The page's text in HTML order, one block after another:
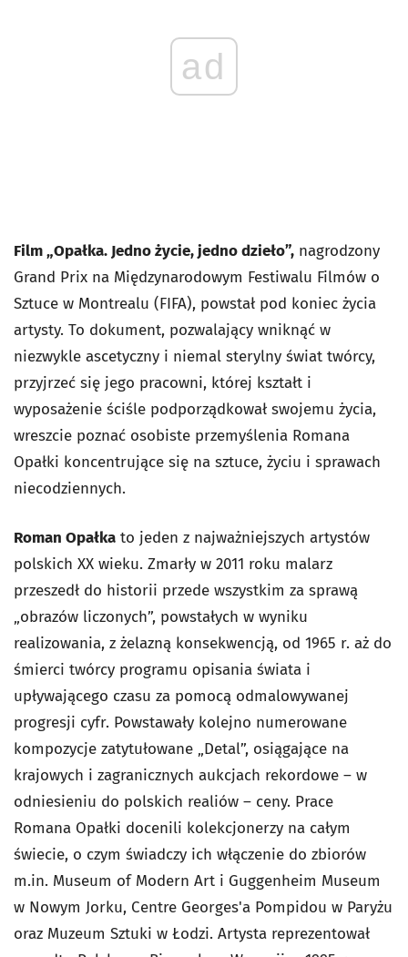
ad
Film „Opałka. Jedno życie, jedno dzieło”, nagrodzony
Grand Prix na Międzynarodowym Festiwalu Filmów o
Sztuce w Montrealu (FIFA), powstał pod koniec życia
artysty. To dokument, pozwalający wniknąć w
niezwykle ascetyczny i niemal sterylny świat twórcy,
przyjrzeć się jego pracowni, której kształt i
wyposażenie ściśle podporządkował swojemu życia,
wreszcie poznać osobiste przemyślenia Romana
Opałki koncentrujące się na sztuce, życiu i sprawach
niecodziennych.
Roman Opałka to jeden z najważniejszych artystów
polskich XX wieku. Zmarły w 2011 roku malarz
przeszedł do historii przede wszystkim za sprawą
„obrazów liczonych”, powstałych w wyniku
realizowania, z żelazną konsekwencją, od 1965 r. aż do
śmierci twórcy programu opisania świata i
upływającego czasu za pomocą odmalowywanej
progresji cyfr. Powstawały kolejno numerowane
kompozycje zatytułowane „Detal”, osiągające na
krajowych i zagranicznych aukcjach rekordowe – w
odniesieniu do polskich realiów – ceny. Prace
Romana Opałki docenili kolekcjonerzy na całym
świecie, o czym świadczy ich włączenie do zbiorów
m.in. Museum of Modern Art i Guggenheim Museum
w Nowym Jorku, Centre Georges'a Pompidou w Paryżu
oraz Muzeum Sztuki w Łodzi. Artysta reprezentował